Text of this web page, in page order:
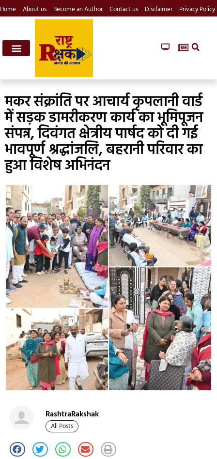
Home About us Become an Author Contact us Disclaimer Privacy Policy
मकर संक्रांति पर आचार्य कृपलानी वार्ड
में सड़क डामरीकरण कार्य का भूमिपूजन
संपन्न, दिवंगत क्षेत्रीय पार्षद को दी गई
भावपूर्ण श्रद्धांजलि, बहरानी परिवार का
हुआ विशेष अभिनंदन
RashtraRakshak
All Posts